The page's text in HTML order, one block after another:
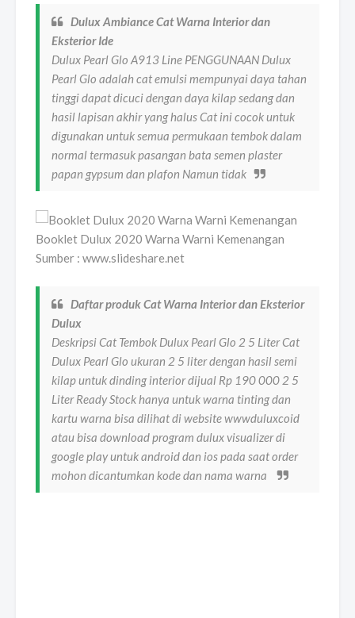
Dulux Ambiance Cat Warna Interior dan
Eksterior Ide
Dulux Pearl Glo A913 Line PENGGUNAAN Dulux
Pearl Glo adalah cat emulsi mempunyai daya tahan
tinggi dapat dicuci dengan daya kilap sedang dan
hasil lapisan akhir yang halus Cat ini cocok untuk
digunakan untuk semua permukaan tembok dalam
normal termasuk pasangan bata semen plaster
papan gypsum dan plafon Namun tidak
Booklet Dulux 2020 Warna Warni Kemenangan
Sumber : www.slideshare.net
Daftar produk Cat Warna Interior dan Eksterior
Dulux
Deskripsi Cat Tembok Dulux Pearl Glo 2 5 Liter Cat
Dulux Pearl Glo ukuran 2 5 liter dengan hasil semi
kilap untuk dinding interior dijual Rp 190 000 2 5
Liter Ready Stock hanya untuk warna tinting dan
kartu warna bisa dilihat di website wwwduluxcoid
atau bisa download program dulux visualizer di
google play untuk android dan ios pada saat order
mohon dicantumkan kode dan nama warna